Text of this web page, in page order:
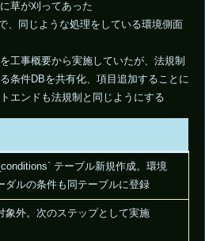
草が刈ってあった
、同じような処理をしている環境側面
工事概要から実施していたが、法規制
条件DBを共有化、項目追加することに
エンドも法規制と同じようにする
テーブル新規作成。環境
ダルの条件も同テーブルに登録
象外。次のステップとして実施